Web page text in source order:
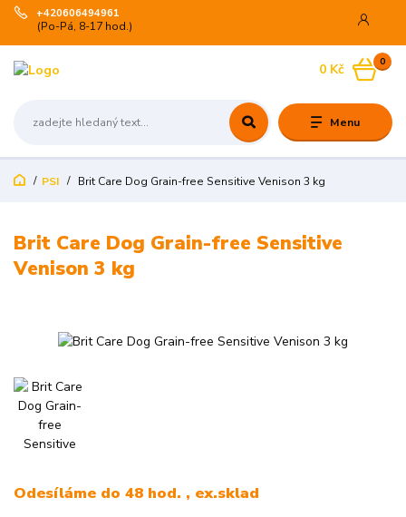
Menu
+420606494961
(Po-Pá, 8-17 hod.)
0
0 Kč
PSI Brit Care Dog Grain-free Sensitive Venison 3 kg
Brit Care Dog Grain-free Sensitive
Venison 3 kg
Odesíláme do 48 hod. , ex.sklad